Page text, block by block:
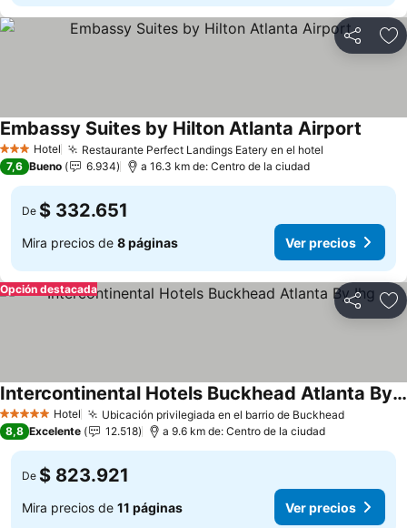
Compartir
3 Estrellas
Hotel Restaurante Perfect Landings Eatery en el hotel
Embassy Suites by Hilton Atlanta Airport
7,6 Bueno 6.934 a 16.3 km de: Centro de la ciudad
De $ 332.651
Mira precios de 8 páginas Ver precios
Compartir
Opción destacada
5 Estrellas Hotel Ubicación privilegiada en el barrio de Buckhead
Intercontinental Hotels Buckhead Atlanta By Ihg
8,8 Excelente 12.518 a 9.6 km de: Centro de la ciudad
De $ 823.921
Mira precios de 11 páginas Ver precios